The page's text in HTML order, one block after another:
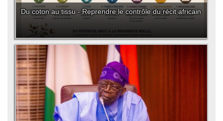
Du coton au tissu - Reprendre le contrôle du récit africain